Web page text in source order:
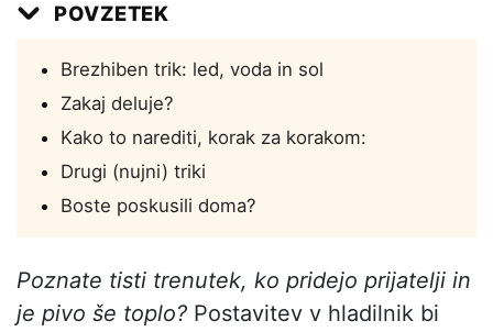
POVZETEK
Brezhiben trik: led, voda in sol
Zakaj deluje?
Kako to narediti, korak za korakom:
Drugi (nujni) triki
Boste poskusili doma?
Poznate tisti trenutek, ko pridejo prijatelji in
je pivo še toplo? Postavitev v hladilnik bi